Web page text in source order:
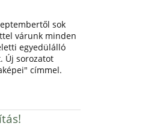
sok
várunk minden
egyedülálló
Új sorozatot
címmel.